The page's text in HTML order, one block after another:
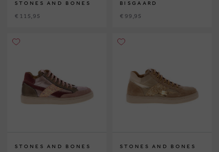
STONES AND BONES
€ 115,95
BISGAARD
€ 99,95
STONES AND BONES STONES AND BONES